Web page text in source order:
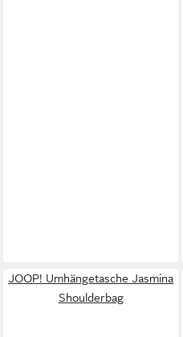
JOOP! Umhängetasche Jasmina
Shoulderbag